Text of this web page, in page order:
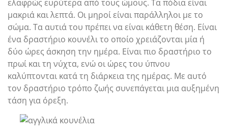
ελαφρώς ευρύτερα από τους ώμους. Τα πόδια είναι
μακριά και λεπτά. Οι μηροί είναι παράλληλοι με το
σώμα. Τα αυτιά του πρέπει να είναι κάθετη θέση. Είναι
ένα δραστήριο κουνέλι το οποίο χρειάζονται μία ή
δύο ώρες άσκηση την ημέρα. Είναι πιο δραστήριο το
πρωί και τη νύχτα, ενώ οι ώρες του ύπνου
καλύπτονται κατά τη διάρκεια της ημέρας. Με αυτό
τον δραστήριο τρόπο ζωής συνεπάγεται μια αυξημένη
τάση για όρεξη.